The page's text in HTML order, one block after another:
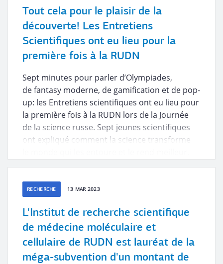
Tout cela pour le plaisir de la
découverte! Les Entretiens
Scientifiques ont eu lieu pour la
première fois à la RUDN
Sept minutes pour parler d’Olympiades,
de fantasy moderne, de gamification et de pop-
up: les Entretiens scientifiques ont eu lieu pour
la première fois à la RUDN lors de la Journée
de la science russe. Sept jeunes scientifiques
ont expliqué comment la science transforme
RECHERCHE 13 MAR 2023
L'Institut de recherche scientifique
de médecine moléculaire et
cellulaire de RUDN est lauréat de la
méga-subvention d'un montant de